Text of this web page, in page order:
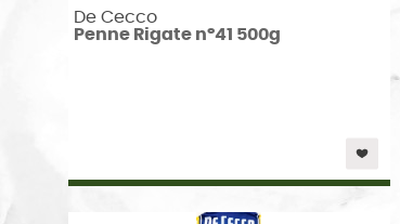
De Cecco
Penne Rigate n°41 500g